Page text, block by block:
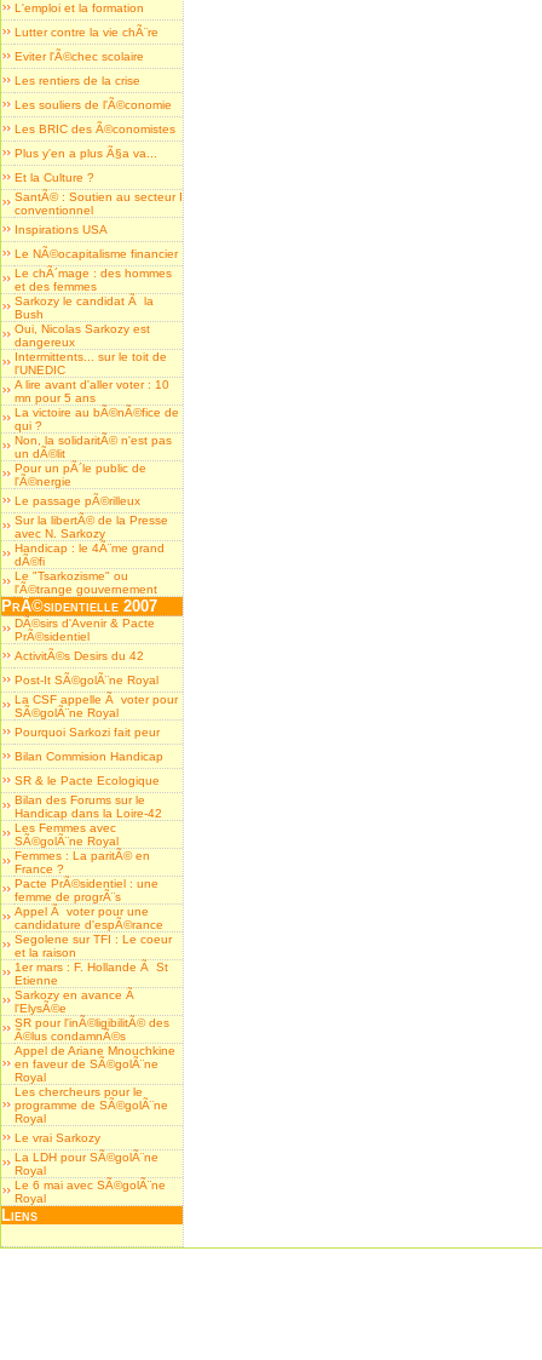
L'emploi et la formation
Lutter contre la vie chÃ¨re
Eviter l'Ã©chec scolaire
Les rentiers de la crise
Les souliers de l'Ã©conomie
Les BRIC des Ã©conomistes
Plus y'en a plus Ã§a va...
Et la Culture ?
SantÃ© : Soutien au secteur I
conventionnel
Inspirations USA
Le NÃ©ocapitalisme financier
Le chÃ´mage : des hommes
et des femmes
Sarkozy le candidat Ã la
Bush
Oui, Nicolas Sarkozy est
dangereux
Intermittents... sur le toit de
l'UNEDIC
A lire avant d'aller voter : 10
mn pour 5 ans
La victoire au bÃ©nÃ©fice de
qui ?
Non, la solidaritÃ© n'est pas
un dÃ©lit
Pour un pÃ´le public de
l'Ã©nergie
Le passage pÃ©rilleux
Sur la libertÃ© de la Presse
avec N. Sarkozy
Handicap : le 4Ã¨me grand
dÃ©fi
Le "Tsarkozisme" ou
l'Ã©trange gouvernement
PrÃ©sidentielle 2007
DÃ©sirs d'Avenir & Pacte
PrÃ©sidentiel
ActivitÃ©s Desirs du 42
Post-It SÃ©golÃ¨ne Royal
La CSF appelle Ã voter pour
SÃ©golÃ¨ne Royal
Pourquoi Sarkozi fait peur
Bilan Commision Handicap
SR & le Pacte Ecologique
Bilan des Forums sur le
Handicap dans la Loire-42
Les Femmes avec
SÃ©golÃ¨ne Royal
Femmes : La paritÃ© en
France ?
Pacte PrÃ©sidentiel : une
femme de progrÃ¨s
Appel Ã voter pour une
candidature d'espÃ©rance
Segolene sur TFI : Le coeur
et la raison
1er mars : F. Hollande Ã St
Etienne
Sarkozy en avance Ã
l'ElysÃ©e
SR pour l'inÃ©ligibilitÃ© des
Ã©lus condamnÃ©s
Appel de Ariane Mnouchkine
en faveur de SÃ©golÃ¨ne
Royal
Les chercheurs pour le
programme de SÃ©golÃ¨ne
Royal
Le vrai Sarkozy
La LDH pour SÃ©golÃ¨ne
Royal
Le 6 mai avec SÃ©golÃ¨ne
Royal
Liens